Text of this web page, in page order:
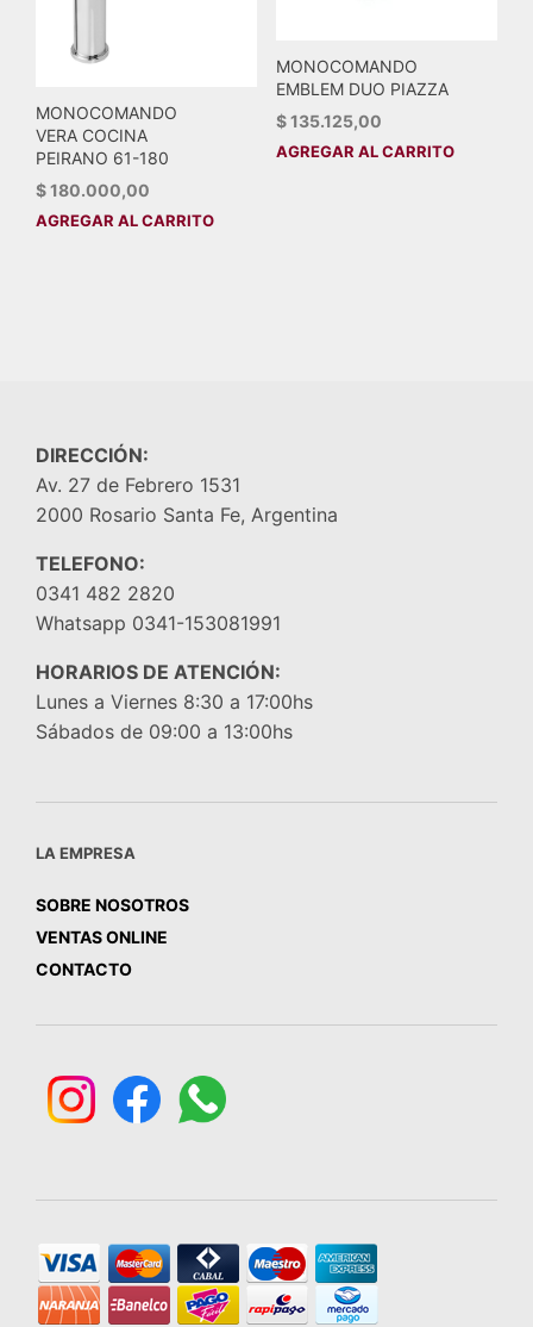
MONOCOMANDO
VERA COCINA
PEIRANO 61-180
$180.000,00
AGREGAR AL CARRITO
MONOCOMANDO
EMBLEM DUO PIAZZA
$135.125,00
AGREGAR AL CARRITO
DIRECCIÓN:
Av. 27 de Febrero 1531
2000 Rosario Santa Fe, Argentina
TELEFONO:
0341 482 2820
Whatsapp 0341-153081991
HORARIOS DE ATENCIÓN:
Lunes a Viernes 8:30 a 17:00hs
Sábados de 09:00 a 13:00hs
LA EMPRESA
SOBRE NOSOTROS
VENTAS ONLINE
CONTACTO